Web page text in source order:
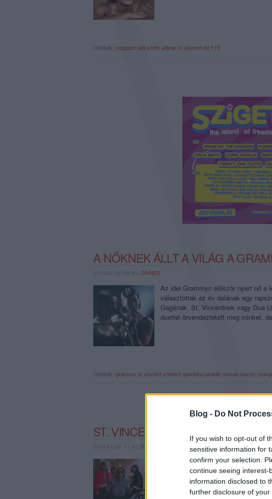
Blog - Do Not
If you wish to opt-out of
sensitive information for
confirm your selection.
continue seeing
information disclosed to
further disclosure of
Címkék: magazin will smith willowst vincent rec115
A NŐKNEK ÁLLT A VILÁG A
2019.02.12. 08:30, GAINES
Az idei Grammyn először nyert nő a
választottak az év dalának egy
Gagának, St. Vincentnek vagy Dua
duettel örvendeztetett meg minket,
Címkék: grammy st vincentchildish gambino janelle monáe kacey
ST. VINCENT + SLEATER-KINNEY
2019.01.09. 11:42, GAINES
Mit kapunk akkor, ha összerakjuk a
énekesnőjét/rocksztárját és a
zenekarát? Nagy összegben
mostantól legjobban várt lemezét.